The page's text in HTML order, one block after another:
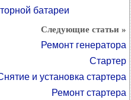
батареи
Следующие статьи »
Ремонт генератора
Стартер
и установка стартера
Ремонт стартера